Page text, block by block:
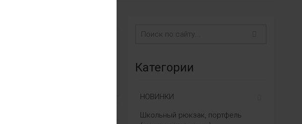
Категории
НОВИНКИ
Школьный рюкзак, портфель